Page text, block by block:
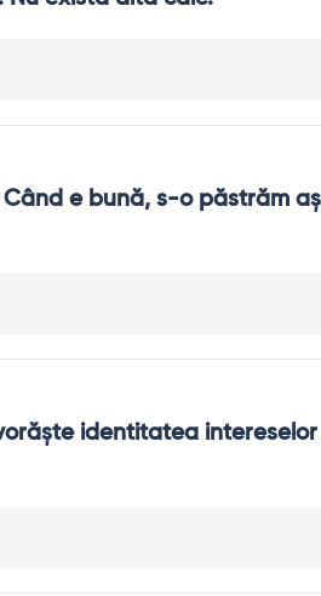
e bună, s-o păstrăm
identitatea